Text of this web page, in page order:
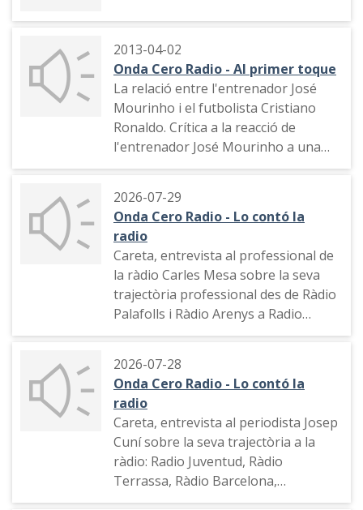
2013-04-02
Onda Cero Radio - Al primer toque
La relació entre l'entrenador José
Mourinho i el futbolista Cristiano
Ronaldo. Crítica a la reacció de
l'entrenador José Mourinho a una
pregunta feta per Fernando Burgos
Fernando Burgos des de l'estudi
2026-07-29
Onda Cero Radio - Lo contó la
radio
Careta, entrevista al professional de
la ràdio Carles Mesa sobre la seva
trajectòria professional des de Ràdio
Palafolls i Ràdio Arenys a Radio
Nacional de España
2026-07-28
Onda Cero Radio - Lo contó la
radio
Careta, entrevista al periodista Josep
Cuní sobre la seva trajectòria a la
ràdio: Radio Juventud, Ràdio
Terrassa, Ràdio Barcelona,
Catalunya Ràdio, COM Ràdio, Ona